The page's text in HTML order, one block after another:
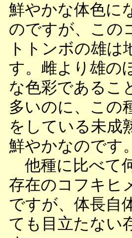
鮮やかな体色に
のですが、この
トトンボの雄は
す。雌より雄の
な色彩であるこ
多いのに、この
をしている未成
鮮やかなのです。
他種に比べて
存在のコフキヒ
ですが、体長自
ても目立たない